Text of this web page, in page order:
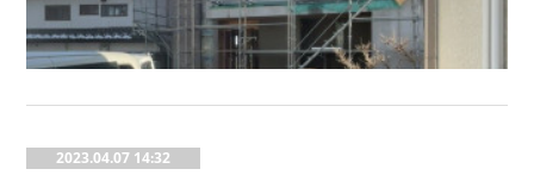
2023.04.07 14:32